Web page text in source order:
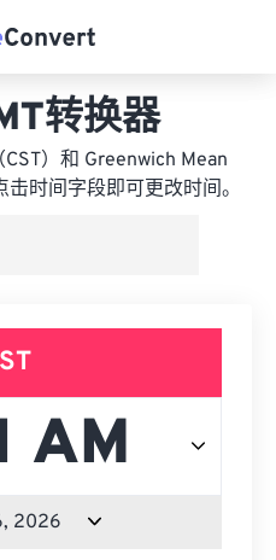
转换器
）和 Greenwich Mean
时间字段即可更改时间。